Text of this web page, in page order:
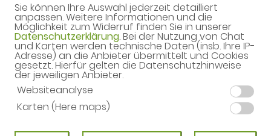
Sie können Ihre Auswahl jederzeit detailliert
anpassen. Weitere Informationen und die
Möglichkeit zum Widerruf finden Sie in unserer
Datenschutzerklärung. Bei der Nutzung von Chat
und Karten werden technische Daten (insb. Ihre IP-
Adresse) an die Anbieter übermittelt und Cookies
gesetzt. Hierfür gelten die Datenschutzhinweise
der jeweiligen Anbieter.
Websiteanalyse
Karten (Here maps)
Ihre Daten
Vorname*